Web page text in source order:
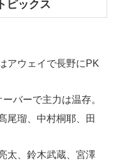
ピックス
アウェイで長野にPK
バーで主力は温存。
尾瑠、中村桐耶、田
太、鈴木武蔵、宮澤